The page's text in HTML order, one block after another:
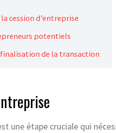
cession d’entreprise
potentiels
de la transaction
une étape cruciale qui